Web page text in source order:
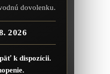
dovolenku.
2026
k dispozícii.